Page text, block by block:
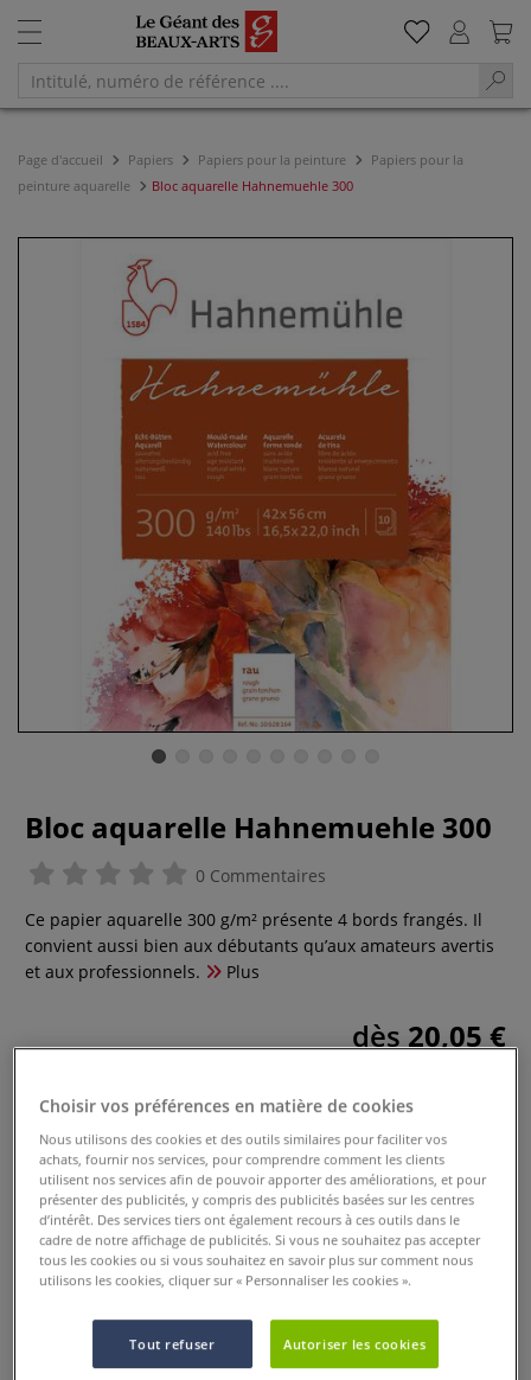
Page d'accueil Papiers Papiers pour la peinture
Papiers pour la
peinture aquarelle
Bloc aquarelle Hahnemuehle 300
Bloc aquarelle Hahnemuehle 300
0 Commentaires
Ce papier aquarelle 300 g/m² présente 4 bords frangés. Il
convient aussi bien aux débutants qu’aux amateurs avertis
et aux professionnels.
Plus
dès 20,05 €
Acheter ce Produit
Ces articles pourraient également vous
intéresser
Choisir vos préférences en matière de cookies
Nous utilisons des cookies et des outils similaires pour faciliter vos
achats, fournir nos services, pour comprendre comment les clients
utilisent nos services afin de pouvoir apporter des améliorations, et pour
présenter des publicités, y compris des publicités basées sur les centres
d’intérêt. Des services tiers ont également recours à ces outils dans le
cadre de notre affichage de publicités. Si vous ne souhaitez pas accepter
tous les cookies ou si vous souhaitez en savoir plus sur comment nous
utilisons les cookies, cliquer sur « Personnaliser les cookies ».
Tout refuser Autoriser les cookies